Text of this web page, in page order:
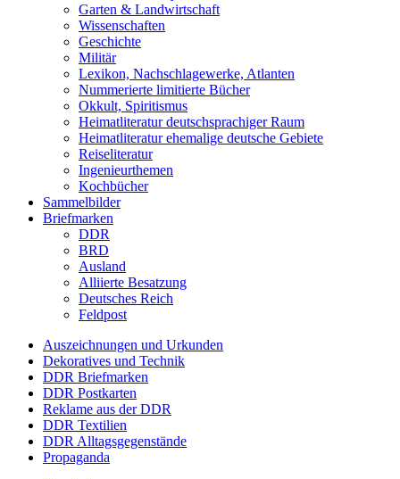
Garten & Landwirtschaft
Wissenschaften
Geschichte
Militär
Lexikon, Nachschlagewerke, Atlanten
Nummerierte limitierte Bücher
Okkult, Spiritismus
Heimatliteratur deutschsprachiger Raum
Heimatliteratur ehemalige deutsche Gebiete
Reiseliteratur
Ingenieurthemen
Kochbücher
Sammelbilder
Briefmarken
DDR
BRD
Ausland
Alliierte Besatzung
Deutsches Reich
Feldpost
Auszeichnungen und Urkunden
Dekoratives und Technik
DDR Briefmarken
DDR Postkarten
Reklame aus der DDR
DDR Textilien
DDR Alltagsgegenstände
Propaganda